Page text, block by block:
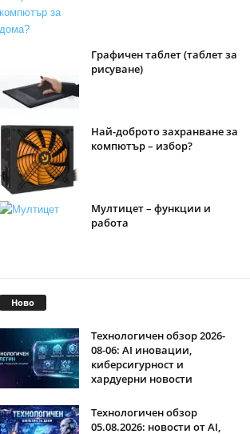
Графичен таблет (таблет за
рисуване)
Най-доброто захранване за
компютър – избор?
Мултицет – функции и
работа
Ново
Технологичен обзор 2026-
08-06: AI иновации,
киберсигурност и
хардуерни новости
Технологичен обзор
05.08.2026: новости от AI,